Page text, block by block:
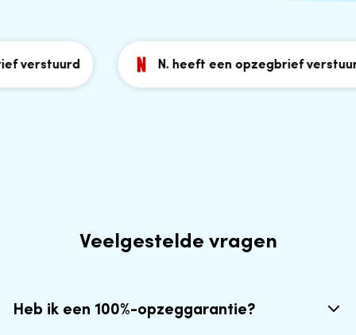
N. heeft een opzegbrief verstuurd
Veelgestelde vragen
Heb ik een 100%-opzeggarantie?